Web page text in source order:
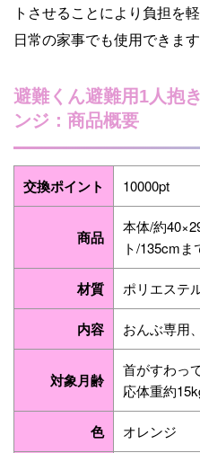
トさせることにより負担を
日常の家事でも使用できます
避難くん避難用1人抱
ンジ：商品概要
交換ポイント 10000pt
商品
本体/約
ト/135cmま
材質 ポリエステ
内容 おんぶ専用
対象月齢
首がすわっ
応体重約
色 オレンジ